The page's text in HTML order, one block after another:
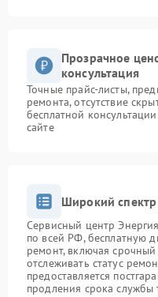
Прозрачное
консультация
Точные прайс-листы,
ремонта, отсутствие
бесплатной
сайте
Широкий спектр
Сервисный центр
по всей РФ, бесплатную
ремонт, включая
отслеживать статус
предоставляется
продления срока службы